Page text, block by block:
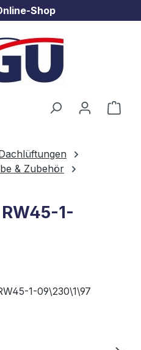
Shop
& Zubehör
1-